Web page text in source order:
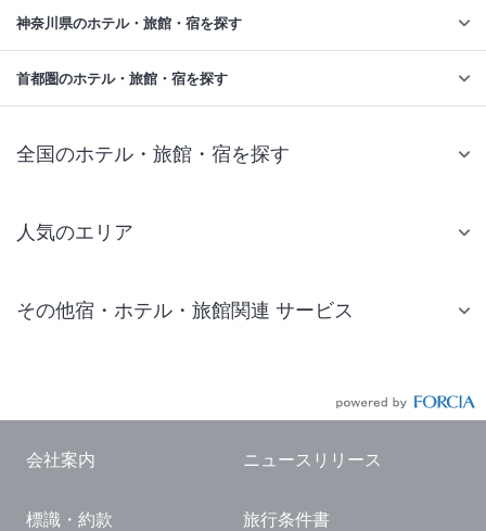
神奈川県のホテル・旅館・宿を探す
首都圏のホテル・旅館・宿を探す
全国のホテル・旅館・宿を探す
人気のエリア
仙台 ホテル
東京ドーム ホテル
その他宿・ホテル・旅館関連 サービス
国内観光ガイド
会社案内 ニュースリリース
標識・約款 旅行条件書